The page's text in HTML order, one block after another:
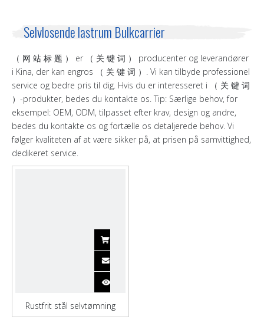
Selvlosende lastrum Bulkcarrier
（ 网 站 标 题 ） er （ 关 键 词 ） producenter og leverandører
i Kina, der kan engros （ 关 键 词 ）. Vi kan tilbyde professionel
service og bedre pris til dig. Hvis du er interesseret i （ 关 键 词
）-produkter, bedes du kontakte os. Tip: Særlige behov, for
eksempel: OEM, ODM, tilpasset efter krav, design og andre,
bedes du kontakte os og fortælle os detaljerede behov. Vi
følger kvaliteten af ​​at være sikker på, at prisen på samvittighed,
dedikeret service.
Rustfrit stål selvtømning
lastrum Bulk carrier